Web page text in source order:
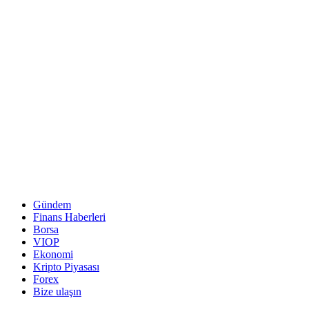
Gündem
Finans Haberleri
Borsa
VIOP
Ekonomi
Kripto Piyasası
Forex
Bize ulaşın